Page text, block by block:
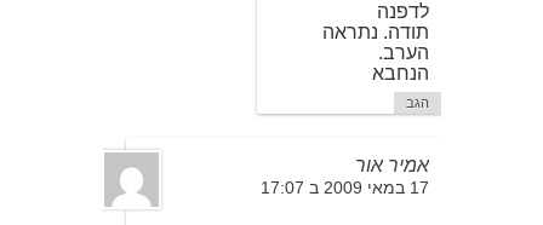
לדפנה
תודה. נתראה
הערב.
הנחבא
הגב
אמיר אור
17 במאי 2009 ב 17:07